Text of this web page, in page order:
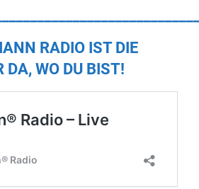
RADIO IST DIE
DA, WO DU BIST!